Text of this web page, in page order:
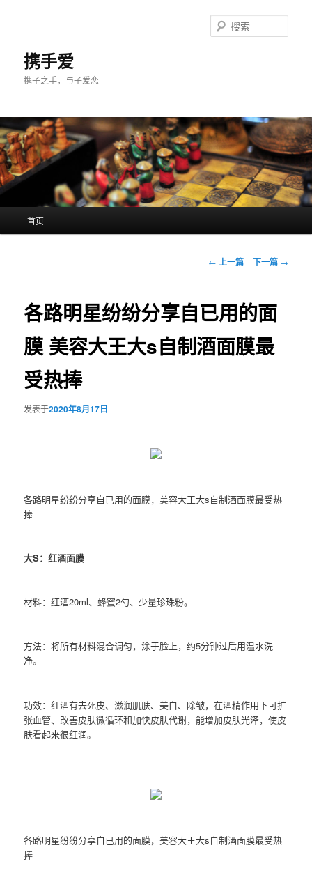
携手爱
携子之手，与子爱恋
索
首页
文
航
← 上一篇 下一篇 →
各路明星纷纷分享自已用的面
膜 美容大王大s自制酒面膜最
受热捧
发表于2020年8月17日
各路明星纷纷分享自已用的面膜，美容大王大s自制酒面膜最受热
捧
大S：红酒面膜
材料：红酒20ml、蜂蜜2勺、少量珍珠粉。
方法：将所有材料混合调匀，涂于脸上，约5分钟过后用温水洗
净。
功效：红酒有去死皮、滋润肌肤、美白、除皱，在酒精作用下可扩
张血管、改善皮肤微循环和加快皮肤代谢，能增加皮肤光泽，使皮
肤看起来很红润。
各路明星纷纷分享自已用的面膜，美容大王大s自制酒面膜最受热
捧